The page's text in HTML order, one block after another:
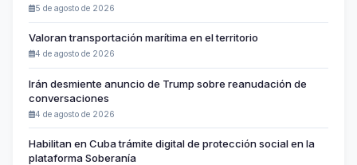
5 de agosto de 2026
Valoran transportación marítima en el territorio
4 de agosto de 2026
Irán desmiente anuncio de Trump sobre reanudación de
conversaciones
4 de agosto de 2026
Habilitan en Cuba trámite digital de protección social en la
plataforma Soberanía